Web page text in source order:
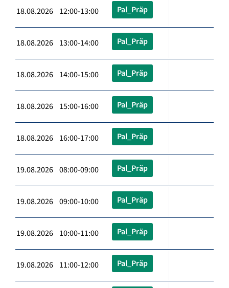
18.08.2026 12:00-13:00 Pal_Präp
18.08.2026 13:00-14:00 Pal_Präp
18.08.2026 14:00-15:00 Pal_Präp
18.08.2026 15:00-16:00 Pal_Präp
18.08.2026 16:00-17:00 Pal_Präp
19.08.2026 08:00-09:00 Pal_Präp
19.08.2026 09:00-10:00 Pal_Präp
19.08.2026 10:00-11:00 Pal_Präp
19.08.2026 11:00-12:00 Pal_Präp